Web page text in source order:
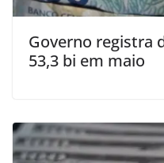
Governo registra
53,3 bi em maio